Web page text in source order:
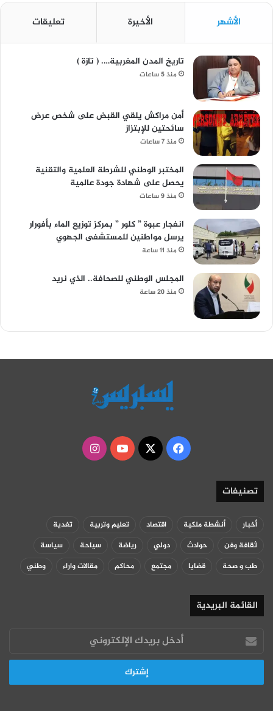
الأشهر الأخيرة تعليقات
تاريخ المدن المغربية…. ( تازة )
منذ 5 ساعات
أمن مراكش يلقي القبض على شخص عرض
سائحتين للإبتزاز
منذ 7 ساعات
المختبر الوطني للشرطة العلمية والتقنية
يحصل على شهادة جودة عالمية
منذ 9 ساعات
انفجار عبوة ” كلور ” بمركز توزيع الماء بأفورار
يرسل مواطنين للمستشفى الجهوي
منذ 11 ساعة
المجلس الوطني للصحافة.. الذي نريد
منذ 20 ساعة
فيسبوك
‫X
‫YouTubeانستقرام
تصنيفات
أخبار أنشطة ملكية اقتصاد تعليم وتربية
تغدية
ثقافة وفن
حوادث دولي رياضة سياحة
سياسة
طب و صحة
قضايا مجتمع محاكم مقالات واراء وطني
القائمة البريدية
أدخل
بريدك
الإلكتروني